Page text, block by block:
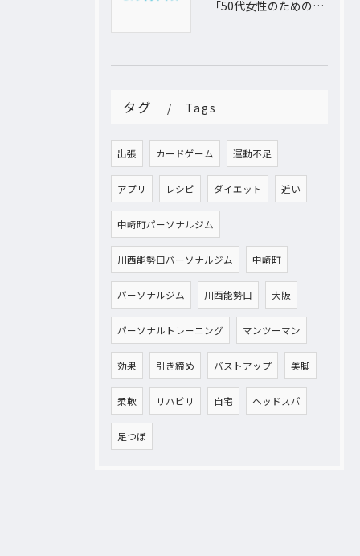
「50代女性のためのパーソナルトレーニング！運動不足から脱出し、理想の体型を手に入れよう」
タグ Tags
出張 カードゲーム 運動不足
アプリ レシピ ダイエット 近い
中崎町パーソナルジム
川西能勢口パーソナルジム 中崎町
パーソナルジム 川西能勢口 大阪
パーソナルトレーニング マンツーマン
効果 引き締め バストアップ 美脚
柔軟 リハビリ 自宅 ヘッドスパ
足つぼ